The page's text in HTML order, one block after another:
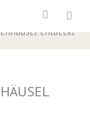
Presse
entdeckt